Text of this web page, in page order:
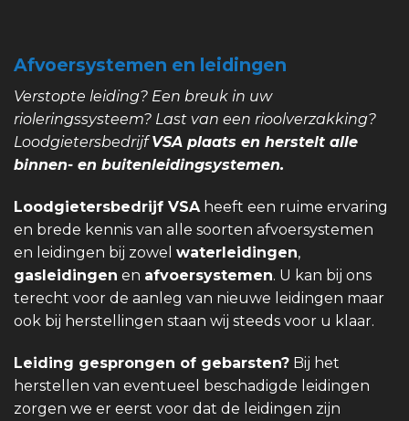
Afvoersystemen en leidingen
Verstopte leiding? Een breuk in uw
rioleringssysteem? Last van een rioolverzakking?
LoodgietersbedrijfVSA plaats en herstelt alle
binnen- en buitenleidingsystemen.
Loodgietersbedrijf VSA heeft een ruime ervaring
en brede kennis van alle soorten afvoersystemen
en leidingen bij zowel waterleidingen,
gasleidingen en afvoersystemen. U kan bij ons
terecht voor de aanleg van nieuwe leidingen maar
ook bij herstellingen staan wij steeds voor u klaar.
Leiding gesprongen of gebarsten? Bij het
herstellen van eventueel beschadigde leidingen
zorgen we er eerst voor dat de leidingen zijn